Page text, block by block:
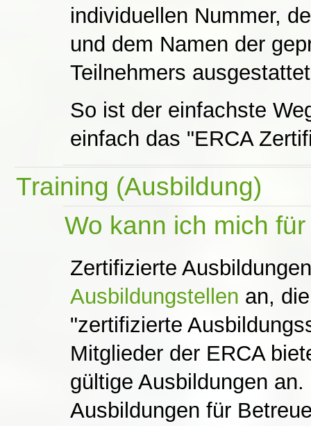
individuellen Nummer,
und dem Namen der
Teilnehmers
So ist der einfachste
einfach das "ERCA
Training (Ausbildung)
Wo kann ich mich
Zertifizierte
Ausbildungstellen an,
"zertifizierte
Mitglieder der ERCA
gültige Ausbildungen
Ausbildungen für